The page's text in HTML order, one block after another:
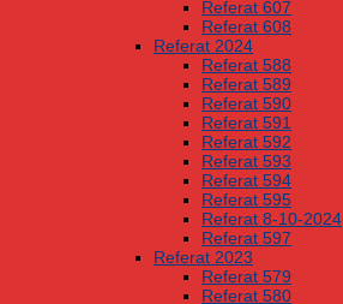
Referat 607
Referat 608
Referat 2024
Referat 588
Referat 589
Referat 590
Referat 591
Referat 592
Referat 593
Referat 594
Referat 595
Referat 8-10-2024
Referat 597
Referat 2023
Referat 579
Referat 580